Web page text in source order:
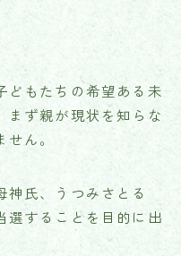
どもたちの希望ある未
まず親が現状を知らな
ん。
神氏、うつみさとる
選することを目的に出